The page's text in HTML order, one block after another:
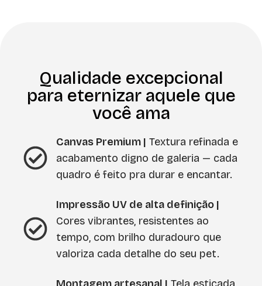
Qualidade excepcional
para eternizar aquele que
você ama
Canvas Premium | Textura refinada e
acabamento digno de galeria — cada
quadro é feito pra durar e encantar.
Impressão UV de alta definição |
Cores vibrantes, resistentes ao
tempo, com brilho duradouro que
valoriza cada detalhe do seu pet.